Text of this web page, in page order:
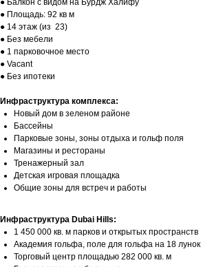
● Площадь: 92 кв м
● 14 этаж (из 23)
● Без мебели
● 1 парковочное место
● Vacant
● Без ипотеки
Инфраструктура комплекса:
Новый дом в зеленом районе
Бассейны
Парковые зоны, зоны отдыха и гольф поля
Магазины и рестораны
Тренажерный зал
Детская игровая площадка
Общие зоны для встреч и работы
Инфраструктура Dubai Hills:
1 450 000 кв. м парков и открытых пространств
Академия гольфа, поле для гольфа на 18 лунок
Торговый центр площадью 282 000 кв. м